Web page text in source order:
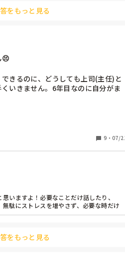
をもっと見る
😣
きるのに、どうしても上司(主任)と
いきません。6年目なのに自分がま
る気がします。主任も良い人とはわ
9 ・ 07/
いますよ！必要なことだけ話したり、
駄にストレスを増やさず、必要な時だけ
をもっと見る